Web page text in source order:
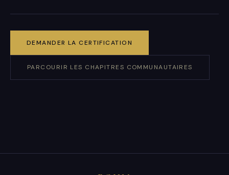
DEMANDER LA CERTIFICATION
PARCOURIR LES CHAPITRES COMMUNAUTAIRES